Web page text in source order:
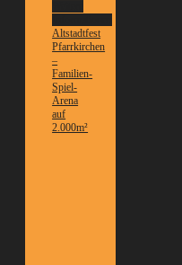
Altstadtfest
Pfarrkirchen
–
Familien-
Spiel-
Arena
auf
2.000m²